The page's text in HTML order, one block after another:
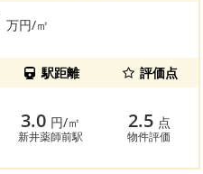
万円/㎡
駅距離 評価点
3.0 円/㎡
新井薬師前駅
2.5 点
物件評価